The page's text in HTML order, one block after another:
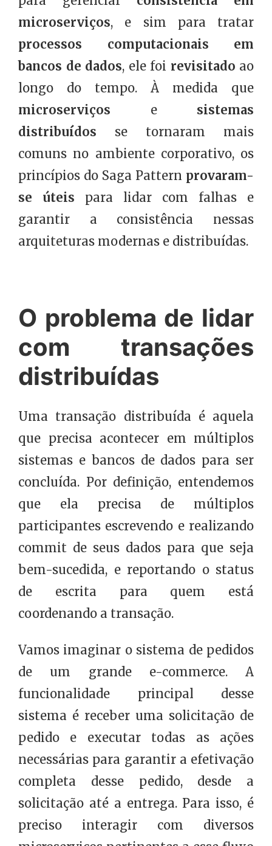
microserviços, e sim para tratar
processos computacionais em
bancos de dados, ele foi revisitado ao
longo do tempo. À medida que
microserviços e sistemas
distribuídos se tornaram mais
comuns no ambiente corporativo, os
princípios do Saga Pattern provaram-
se úteis para lidar com falhas e
garantir a consistência nessas
arquiteturas modernas e distribuídas.
O problema de lidar
com transações
distribuídas
Uma transação distribuída é aquela
que precisa acontecer em múltiplos
sistemas e bancos de dados para ser
concluída. Por definição, entendemos
que ela precisa de múltiplos
participantes escrevendo e realizando
commit de seus dados para que seja
bem-sucedida, e reportando o status
de escrita para quem está
coordenando a transação.
Vamos imaginar o sistema de pedidos
de um grande e-commerce. A
funcionalidade principal desse
sistema é receber uma solicitação de
pedido e executar todas as ações
necessárias para garantir a efetivação
completa desse pedido, desde a
solicitação até a entrega. Para isso, é
preciso interagir com diversos